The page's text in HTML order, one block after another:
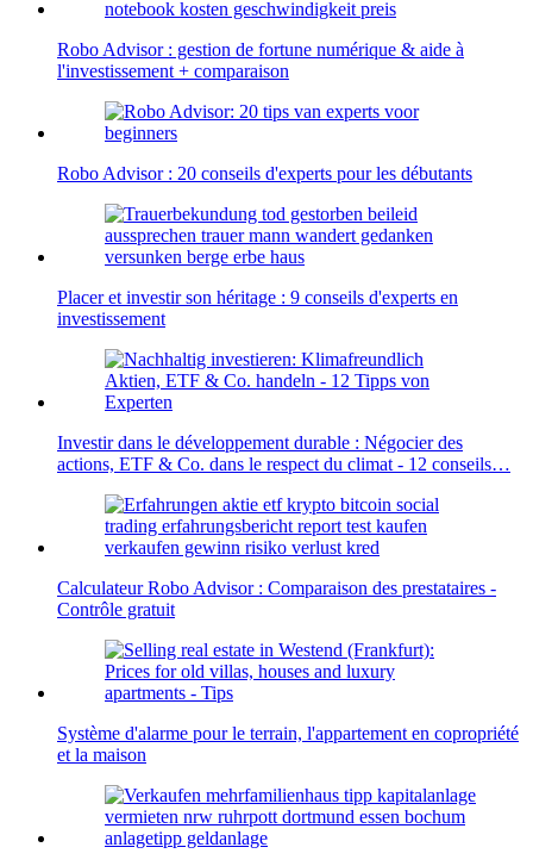
Robo Advisor : gestion de fortune numérique & aide à
l'investissement + comparaison
Robo Advisor : 20 conseils d'experts pour les débutants
Placer et investir son héritage : 9 conseils d'experts en
investissement
Investir dans le développement durable : Négocier des
actions, ETF & Co. dans le respect du climat - 12 conseils…
Calculateur Robo Advisor : Comparaison des prestataires -
Contrôle gratuit
Système d'alarme pour le terrain, l'appartement en copropriété
et la maison